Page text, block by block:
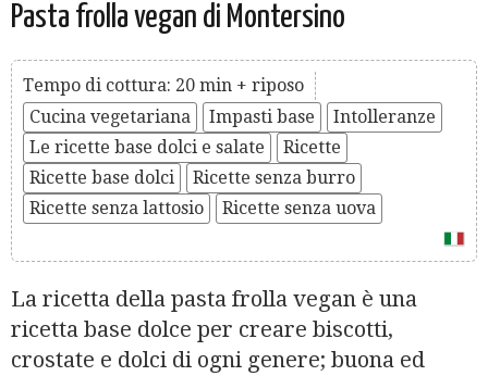
Pasta frolla vegan di Montersino
Tempo di cottura: 20 min + riposo
Cucina vegetariana
Impasti base
Intolleranze
Le ricette base dolci e salate
Ricette
Ricette base dolci
Ricette senza burro
Ricette senza lattosio
Ricette senza uova
La ricetta della pasta frolla vegan è una
ricetta base dolce per creare biscotti,
crostate e dolci di ogni genere; buona ed